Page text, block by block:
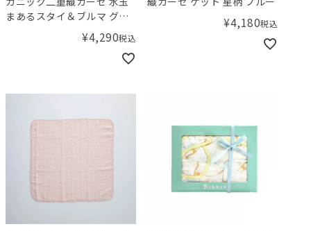
まあるスタイ＆ブルマ グレ
¥4,290税込
¥4,180税込